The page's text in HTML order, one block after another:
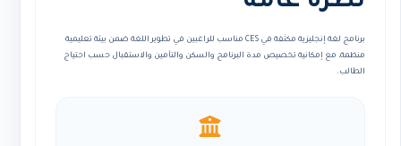
برنامج لغة إنجليزية مكثفة في CES مناسب للراغبين في تطوير اللغة ضمن بيئة تعليمية
منظمة، مع إمكانية تخصيص مدة البرنامج والسكن والتأمين والاستقبال حسب احتياج
الطالب.